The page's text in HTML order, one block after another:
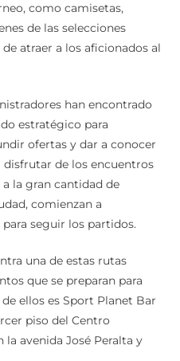
como camisetas,
de las selecciones
atraer a los aficionados al
han encontrado
estratégico para
ofertas y dar a conocer
de los encuentros
la gran cantidad de
comienzan a
seguir los partidos.
una de estas rutas
que se preparan para
ellos es Sport Planet Bar
piso del Centro
avenida José Peralta y